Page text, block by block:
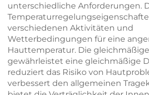
unterschiedliche Anforderungen.
verschiedenen Aktivitäten und
Wetterbedingungen für eine
Hauttemperatur. Die
gewährleistet eine gleichmäßige
reduziert das Risiko von
verbessert den allgemeinen